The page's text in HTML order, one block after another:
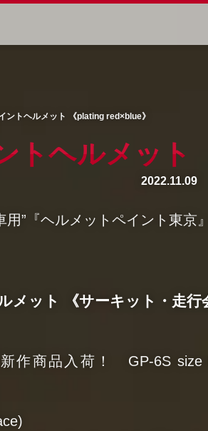
ントヘルメット 《plating red×blue》
トヘルメット
2022.11.09
用”『ヘルメットペイント東京
メット 《サーキット・走行
作商品入荷！ GP-6S size